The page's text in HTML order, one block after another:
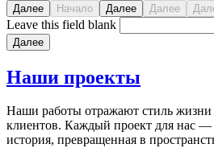
Leave this field blank
Наши проекты
Наши работы отражают стиль жизни
клиентов. Каждый проект для нас —
история, превращенная в